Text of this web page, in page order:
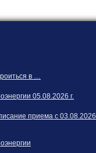
в …
05.08.2026 г.
приема с 03.08.2026